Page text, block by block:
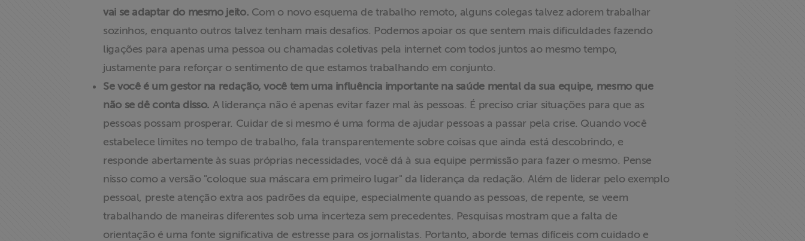
vai se adaptar do mesmo jeito. Com o novo esquema de trabalho remoto, alguns colegas talvez adorem trabalhar
sozinhos, enquanto outros talvez tenham mais desafios. Podemos apoiar os que sentem mais dificuldades fazendo
ligações para apenas uma pessoa ou chamadas coletivas pela internet com todos juntos ao mesmo tempo,
justamente para reforçar o sentimento de que estamos trabalhando em conjunto.
Se você é um gestor na redação, você tem uma influência importante na saúde mental da sua equipe, mesmo que
não se dê conta disso. A liderança não é apenas evitar fazer mal às pessoas. É preciso criar situações para que as
pessoas possam prosperar. Cuidar de si mesmo é uma forma de ajudar pessoas a passar pela crise. Quando você
estabelece limites no tempo de trabalho, fala transparentemente sobre coisas que ainda está descobrindo, e
responde abertamente às suas próprias necessidades, você dá à sua equipe permissão para fazer o mesmo. Pense
nisso como a versão "coloque sua máscara em primeiro lugar" da liderança da redação. Além de liderar pelo exemplo
pessoal, preste atenção extra aos padrões da equipe, especialmente quando as pessoas, de repente, se veem
trabalhando de maneiras diferentes sob uma incerteza sem precedentes. Pesquisas mostram que a falta de
orientação é uma fonte significativa de estresse para os jornalistas. Portanto, aborde temas difíceis com cuidado e